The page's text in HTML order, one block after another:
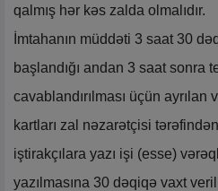
qalmış hər kəs zalda olmalıdır.
İmtahanın müddəti 3 saat 30
başlandığı andan 3 saat sonra
cavablandırılması üçün ayrılan
kartları zal nәzarәtçisi
iştirakçılara yazı işi (esse)
yazılmasına 30 dəqiqə vaxt